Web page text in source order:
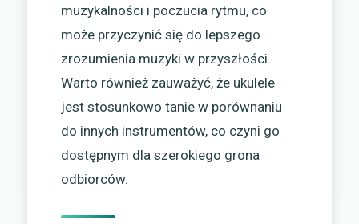
muzykalności i poczucia rytmu, co
może przyczynić się do lepszego
zrozumienia muzyki w przyszłości.
Warto również zauważyć, że ukulele
jest stosunkowo tanie w porównaniu
do innych instrumentów, co czyni go
dostępnym dla szerokiego grona
odbiorców.